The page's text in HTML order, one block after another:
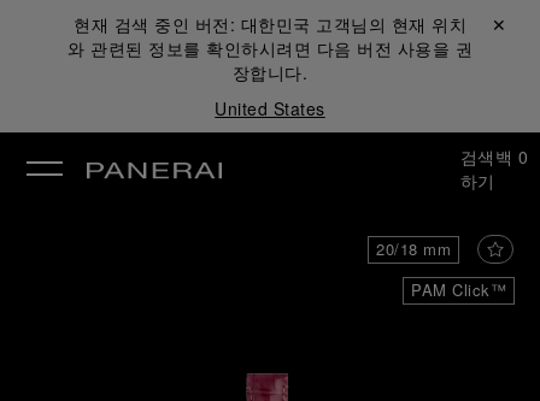
현재 검색 중인 버전: 대한민국 고객님의 현재 위치
와 관련된 정보를 확인하시려면 다음 버전 사용을 권
장합니다.
United States
닫기 ✕
검색
하기
백 0
PAM Click™
20/18 mm